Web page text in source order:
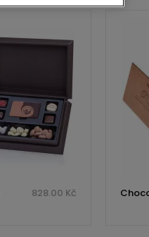
828.00 Kč